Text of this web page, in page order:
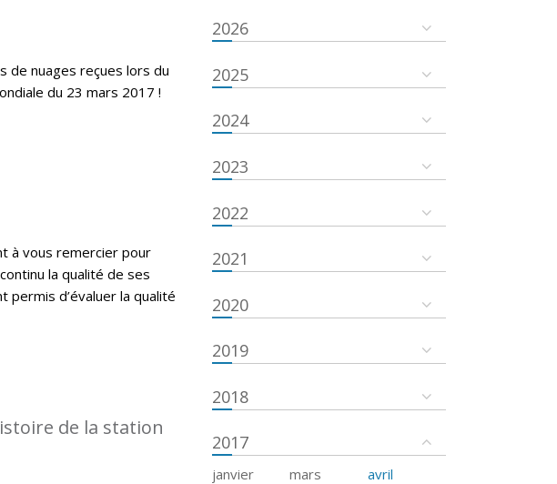
de nuages reçues lors du
du 23 mars 2017 !
à vous remercier pour
la qualité de ses
d’évaluer la qualité
de la station
2026
2025
2024
2023
2022
2021
2020
2019
2018
2017
janvier mars
avril